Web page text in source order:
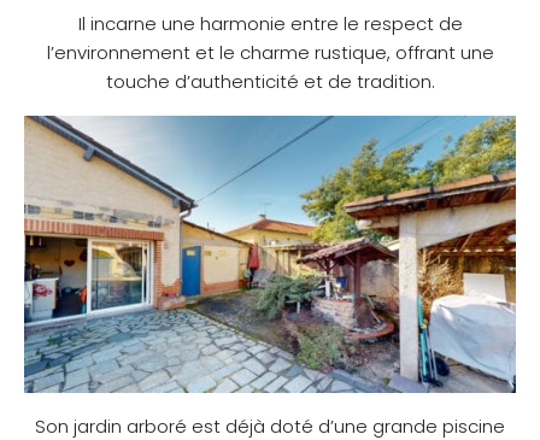
Il incarne une harmonie entre le respect de
l’environnement et le charme rustique, offrant une
touche d’authenticité et de tradition.
Son jardin arboré est déjà doté d’une grande piscine